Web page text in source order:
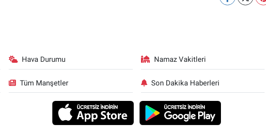
Hava Durumu Namaz Vakitleri
Tüm Manşetler Son Dakika Haberleri